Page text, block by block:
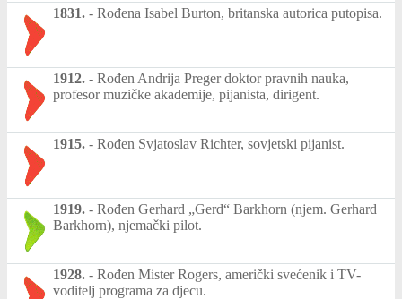
1831. - Rođena Isabel Burton, britanska autorica putopisa.
1912. - Rođen Andrija Preger doktor pravnih nauka,
profesor muzičke akademije, pijanista, dirigent.
1915. - Rođen Svjatoslav Richter, sovjetski pijanist.
1919. - Rođen Gerhard „Gerd“ Barkhorn (njem. Gerhard
Barkhorn), njemački pilot.
1928. - Rođen Mister Rogers, američki svećenik i TV-
voditelj programa za djecu.